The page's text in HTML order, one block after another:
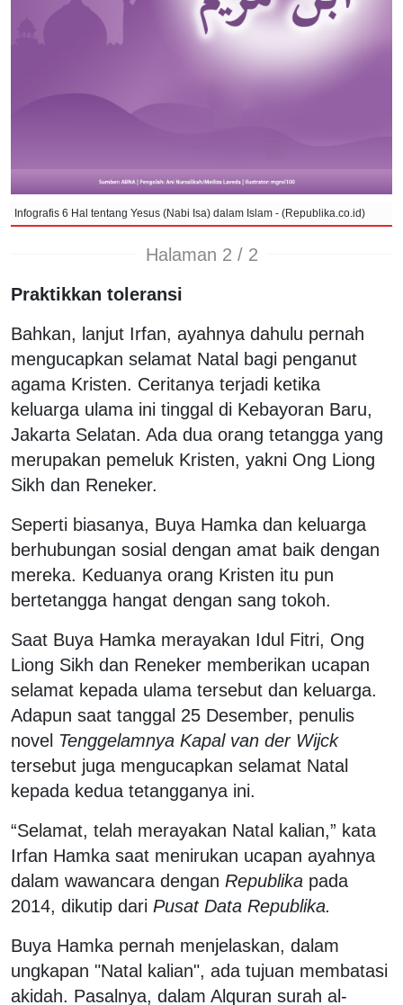
Infografis 6 Hal tentang Yesus (Nabi Isa) dalam Islam - (Republika.co.id)
Halaman 2 / 2
Praktikkan toleransi
Bahkan, lanjut Irfan, ayahnya dahulu pernah
mengucapkan selamat Natal bagi penganut
agama Kristen. Ceritanya terjadi ketika
keluarga ulama ini tinggal di Kebayoran Baru,
Jakarta Selatan. Ada dua orang tetangga yang
merupakan pemeluk Kristen, yakni Ong Liong
Sikh dan Reneker.
Seperti biasanya, Buya Hamka dan keluarga
berhubungan sosial dengan amat baik dengan
mereka. Keduanya orang Kristen itu pun
bertetangga hangat dengan sang tokoh.
Saat Buya Hamka merayakan Idul Fitri, Ong
Liong Sikh dan Reneker memberikan ucapan
selamat kepada ulama tersebut dan keluarga.
Adapun saat tanggal 25 Desember, penulis
novel Tenggelamnya Kapal van der Wijck
tersebut juga mengucapkan selamat Natal
kepada kedua tetangganya ini.
“Selamat, telah merayakan Natal kalian,” kata
Irfan Hamka saat menirukan ucapan ayahnya
dalam wawancara dengan Republika pada
2014, dikutip dari Pusat Data Republika.
Buya Hamka pernah menjelaskan, dalam
ungkapan "Natal kalian", ada tujuan membatasi
akidah. Pasalnya, dalam Alquran surah al-